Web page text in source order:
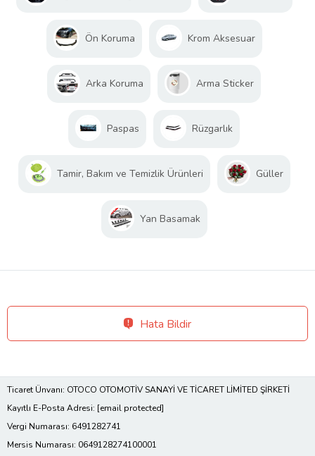
Ön Koruma Krom Aksesuar
Arka Koruma Arma Sticker
Paspas Rüzgarlık
Tamir, Bakım ve Temizlik Ürünleri Güller
Yan Basamak
Hata Bildir
Ticaret Ünvanı: OTOCO OTOMOTİV SANAYİ VE TİCARET LİMİTED ŞİRKETİ
Kayıtlı E-Posta Adresi: [email protected]
Vergi Numarası: 6491282741
Mersis Numarası: 0649128274100001